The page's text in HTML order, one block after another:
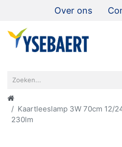
Over ons
Kaartleeslamp 3W 70cm 12/
230lm